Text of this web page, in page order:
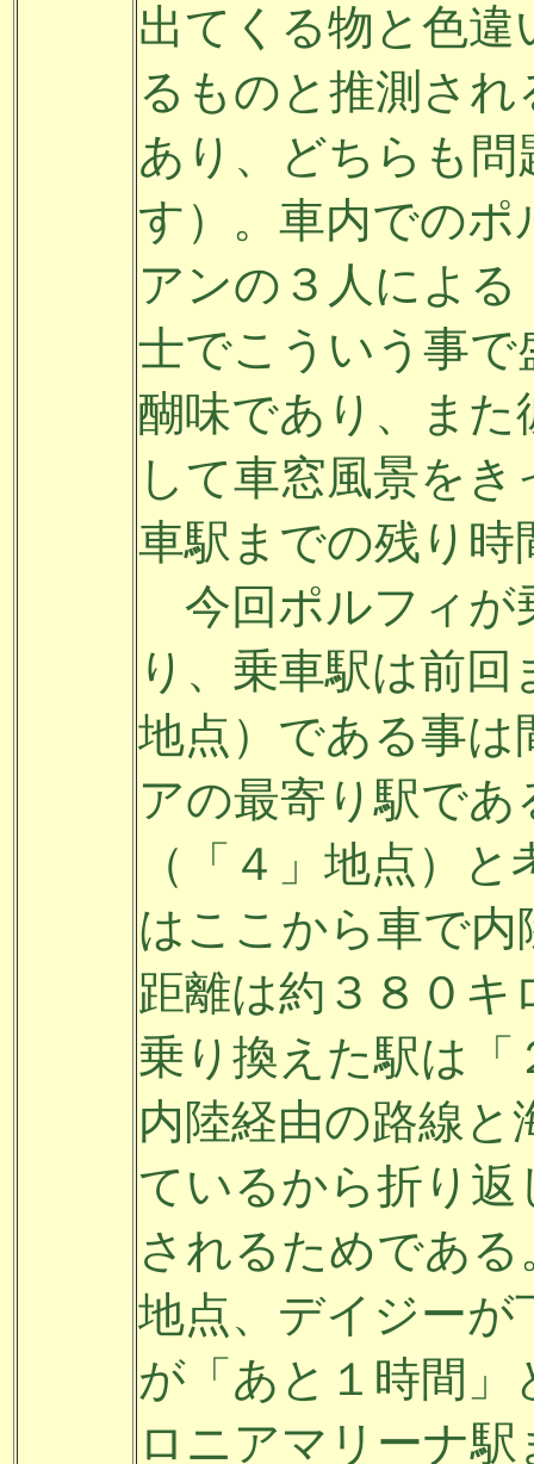
出てくる物と色違
るものと推測され
あり、どちらも
す）。車内での
アンの３人によ
士でこういう事
醐味であり、ま
して車窓風景を
車駅までの残り
今回ポルフィが
り、乗車駅は前
地点）である事は
アの最寄り駅で
（「４」地点）
はここから車で
距離は約３８０
乗り換えた駅は「
内陸経由の路線と
ているから折り
されるためであ
地点、デイジー
が「あと１時間
ロニアマリーナ